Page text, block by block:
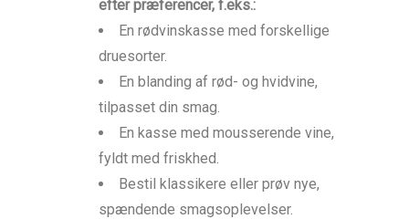
efter præferencer, f.eks.:
En rødvinskasse med forskellige
druesorter.
En blanding af rød- og hvidvine,
tilpasset din smag.
En kasse med mousserende vine,
fyldt med friskhed.
Bestil klassikere eller prøv nye,
spændende smagsoplevelser.